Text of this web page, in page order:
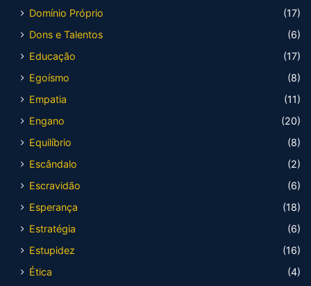
Domínio Próprio
(17)
Dons e Talentos
(6)
Educação
(17)
Egoísmo
(8)
Empatia
(11)
Engano
(20)
Equilíbrio
(8)
Escândalo
(2)
Escravidão
(6)
Esperança
(18)
Estratégia
(6)
Estupidez
(16)
Ética
(4)